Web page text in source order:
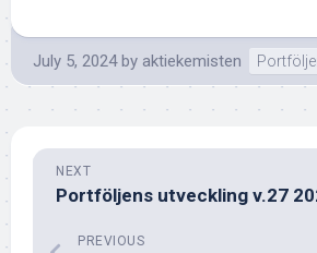
July 5, 2024 by aktiekemisten
NEXT
Portföljens utveckling v.27
PREVIOUS